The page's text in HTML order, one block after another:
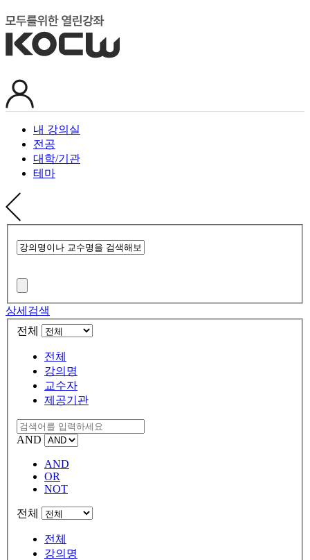
내 강의실
전공
대학/기관
테마
상세검색
전체
전체
강의명
교수자
제공기관
AND
AND
OR
NOT
전체
전체
강의명